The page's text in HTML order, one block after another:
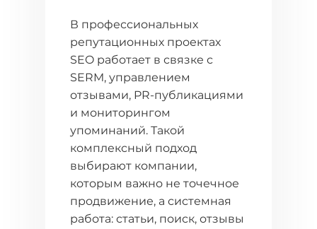
В профессиональных
репутационных проектах
SEO работает в связке с
SERM, управлением
отзывами, PR-публикациями
и мониторингом
упоминаний. Такой
комплексный подход
выбирают компании,
которым важно не точечное
продвижение, а системная
работа: статьи, поиск, отзывы